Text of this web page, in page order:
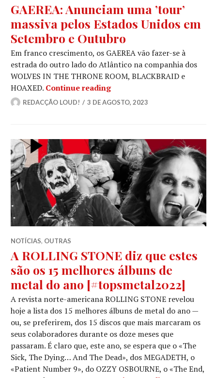
GAEREA: Anunciam uma ’tour’
massiva pelos Estados Unidos em
Setembro e Outubro
Em franco crescimento, os GAEREA vão fazer-se à
estrada do outro lado do Atlântico na companhia dos
WOLVES IN THE THRONE ROOM, BLACKBRAID e
HOAXED. Continue readingGAEREA: Anunciam uma
REDACÇÃO LOUD! 3 DE AGOSTO, 2023
NOTÍCIAS, OUTRAS
A ROLLING STONE diz que estes
são os 15 melhores álbuns de
metal do ano [#topsmetal2022]
A revista norte-americana ROLLING STONE revelou
hoje a lista dos 15 melhores álbuns de metal do ano —
ou, se preferirem, dos 15 discos que mais marcaram os
seus colaboradores durante os doze meses que
passaram. É claro que, este ano, se espera que o «The
Sick, The Dying… And The Dead», dos MEGADETH, o
«Patient Number 9», do OZZY OSBOURNE, o «The End,